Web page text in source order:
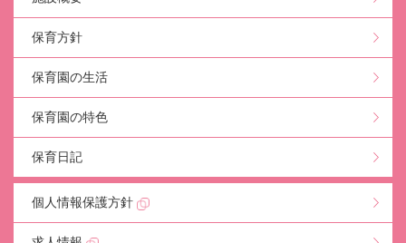
保育方針
保育園の生活
保育園の特色
保育日記
個人情報保護方針